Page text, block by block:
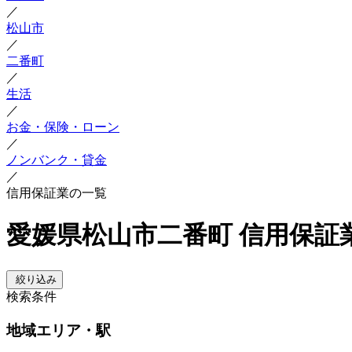
／
松山市
／
二番町
／
生活
／
お金・保険・ローン
／
ノンバンク・貸金
／
信用保証業の一覧
愛媛県松山市二番町 信用保証
絞り込み
検索条件
地域エリア・駅